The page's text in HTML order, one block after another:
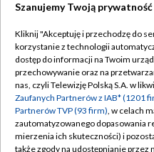
Abonament TVP
Emisja w TVP
Centrum informacji TVP
Naziemna Telewizja
Szanujemy Twoją prywatność
Kliknij "Akceptuję i przechodzę do
korzystanie z technologii
dostęp do informacji na Twoim
przechowywanie oraz na
nas, czyli Telewizję Polską S.A. w
Zaufanych Partnerów z IAB* (1201
Partnerów TVP (93 firm), w celach
zautomatyzowanego dopasowania
mierzenia ich skuteczności) i
także zgody na udostępnianie przez